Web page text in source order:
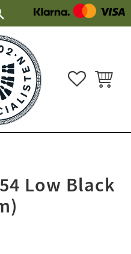
FAVORITER
Low Black